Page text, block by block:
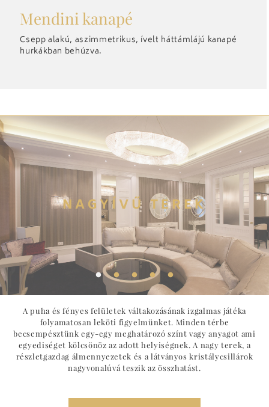
Mendini kanapé
Csepp alakú, aszimmetrikus, ívelt háttámlájú kanapé
hurkákban behúzva.
NAGYÍVŰ TEREK
A puha és fényes felületek váltakozásának izgalmas játéka
folyamatosan leköti figyelmünket. Minden térbe
becsempésztünk egy-egy meghatározó színt vagy anyagot ami
egyediséget kölcsönöz az adott helyiségnek. A nagy terek, a
részletgazdag álmennyezetek és a látványos kristálycsillárok
nagyvonalúvá teszik az összhatást.